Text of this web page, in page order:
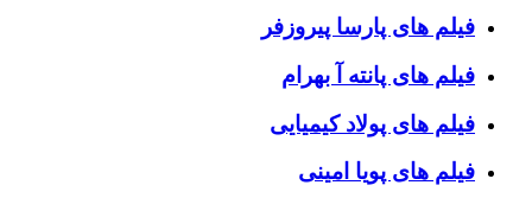
فیلم های پارسا پیروزفر
فیلم های پانته آ بهرام
فیلم های پولاد کیمیایی
فیلم های پویا امینی